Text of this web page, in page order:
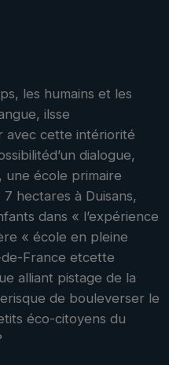
les humains et les
ilsse
avec cette intériorité
dialogue,
une école primaire
7 hectares à Duisans,
dans « l’expérience
« école en pleine
France etcette
alliant pistage de la
de bouleverser le
éco-citoyens du